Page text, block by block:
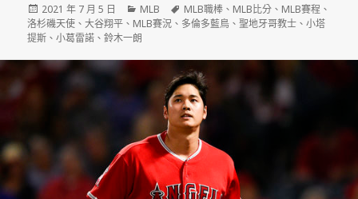
發
佈
日
2021 年 7 月 5 日
分
類
MLB
標
籤
MLB職棒 、 MLB比分 、 MLB賽程 、
洛杉磯天使 、大谷翔平 、 MLB賽況 、 多倫多藍鳥 、聖地牙哥教士 、小塔
提斯 、小葛雷諾 、鈴木一朗